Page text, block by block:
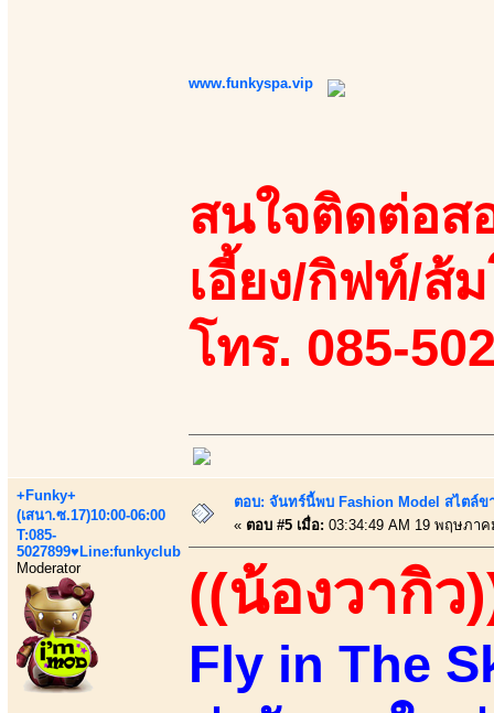
www.funkyspa.vip
สนใจติดต่อส
เอี้ยง/กิฟท์/ส้
โทร. 085-
+Funky+
(เสนา.ซ.17)10:00-06:00
T:085-
5027899♥Line:funkyclub
Moderator
ตอบ: จันทร์นี้พบ Fashion Model สไตล์ข
« ตอบ #5 เมื่อ: 03:34:49 AM 19 พฤษภาค
((น้องวากิว
Fly in The